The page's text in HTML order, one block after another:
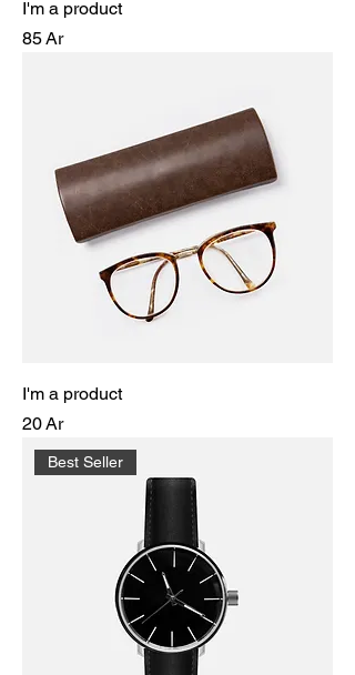
I'm a product
Prix
85 Ar
I'm a product
Prix
20 Ar
Best Seller